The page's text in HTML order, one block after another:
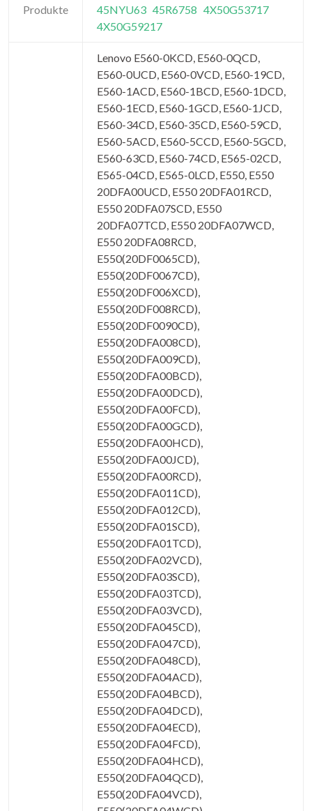
Produkte
45NYU63 45R6758 4X50G53717
4X50G59217
Lenovo E560-0KCD, E560-0QCD,
E560-0UCD, E560-0VCD, E560-19CD,
E560-1ACD, E560-1BCD, E560-1DCD,
E560-1ECD, E560-1GCD, E560-1JCD,
E560-34CD, E560-35CD, E560-59CD,
E560-5ACD, E560-5CCD, E560-5GCD,
E560-63CD, E560-74CD, E565-02CD,
E565-04CD, E565-0LCD, E550, E550
20DFA00UCD, E550 20DFA01RCD,
E550 20DFA07SCD, E550
20DFA07TCD, E550 20DFA07WCD,
E550 20DFA08RCD,
E550(20DF0065CD),
E550(20DF0067CD),
E550(20DF006XCD),
E550(20DF008RCD),
E550(20DF0090CD),
E550(20DFA008CD),
E550(20DFA009CD),
E550(20DFA00BCD),
E550(20DFA00DCD),
E550(20DFA00FCD),
E550(20DFA00GCD),
E550(20DFA00HCD),
E550(20DFA00JCD),
E550(20DFA00RCD),
E550(20DFA011CD),
E550(20DFA012CD),
E550(20DFA01SCD),
E550(20DFA01TCD),
E550(20DFA02VCD),
E550(20DFA03SCD),
E550(20DFA03TCD),
E550(20DFA03VCD),
E550(20DFA045CD),
E550(20DFA047CD),
E550(20DFA048CD),
E550(20DFA04ACD),
E550(20DFA04BCD),
E550(20DFA04DCD),
E550(20DFA04ECD),
E550(20DFA04FCD),
E550(20DFA04HCD),
E550(20DFA04QCD),
E550(20DFA04VCD),